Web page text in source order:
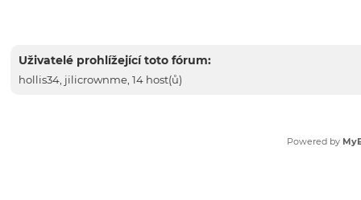
Uživatelé prohlížející toto fórum:
hollis34, jilicrownme, 14 host(ů)
Powered by